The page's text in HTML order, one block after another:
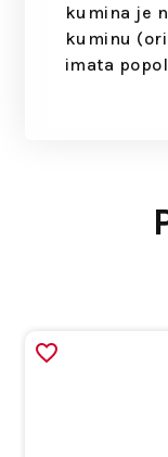
kumina je
kuminu
imata